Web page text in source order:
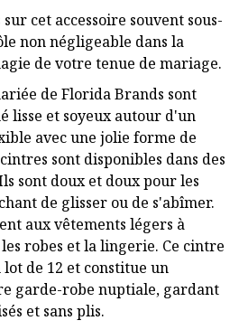
cet accessoire souvent sous-
non négligeable dans la
de votre tenue de mariage.
de Florida Brands sont
lisse et soyeux autour d'un
avec une jolie forme de
sont disponibles dans des
sont doux et doux pour les
de glisser ou de s'abîmer.
aux vêtements légers à
robes et la lingerie. Ce cintre
de 12 et constitue un
garde-robe nuptiale, gardant
et sans plis.